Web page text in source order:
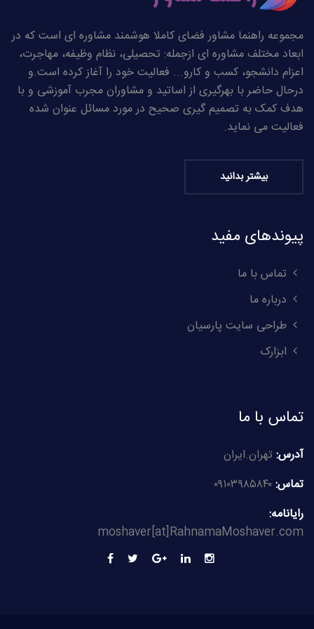
مجموعه راهنما مشاور فضای کاملا هوشمند مشاوره ای است که در
ابعاد مختلف مشاوره ای ازجمله: تحصیلی، نظام وظیفه، مهاجرت،
اعزام دانشجو، کسب و کارو... فعالیت خود را آغاز کرده است.و
درحال حاضر با بهرگیری از اساتید و مشاوران مجرب آموزشی و با
هدف کمک به تصمیم گیری صحیح در مورد مسائل عنوان شده
فعالیت می نماید.
بیشتر بدانید
پیوندهای مفید
تماس با ما
درباره ما
طراحی سایت پارسیان
ابزارک
تماس با ما
آدرس:تهران.ایران
تماس:
رایانامه:
moshaver[at]RahnamaMoshaver.com